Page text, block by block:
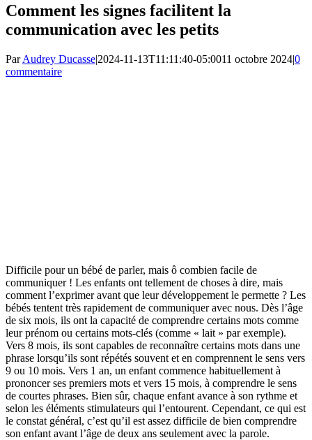
Comment les signes facilitent la
communication avec les petits
ParAudrey Ducasse|2024-11-13T11:11:40-05:0011 octobre 2024|0
commentaire
Difficile pour un bébé de parler, mais ô combien facile de
communiquer ! Les enfants ont tellement de choses à dire, mais
comment l’exprimer avant que leur développement le permette ? Les
bébés tentent très rapidement de communiquer avec nous. Dès l’âge
de six mois, ils ont la capacité de comprendre certains mots comme
leur prénom ou certains mots-clés (comme « lait » par exemple).
Vers 8 mois, ils sont capables de reconnaître certains mots dans une
phrase lorsqu’ils sont répétés souvent et en comprennent le sens vers
9 ou 10 mois. Vers 1 an, un enfant commence habituellement à
prononcer ses premiers mots et vers 15 mois, à comprendre le sens
de courtes phrases. Bien sûr, chaque enfant avance à son rythme et
selon les éléments stimulateurs qui l’entourent. Cependant, ce qui est
le constat général, c’est qu’il est assez difficile de bien comprendre
son enfant avant l’âge de deux ans seulement avec la parole.